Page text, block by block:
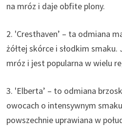
na mróz i daje obfite plony.
2. 'Cresthaven’ – ta odmiana
żółtej skórce i słodkim
mróz i jest popularna w wielu
3. 'Elberta’ – to odmiana
owocach o intensywnym
powszechnie uprawiana w